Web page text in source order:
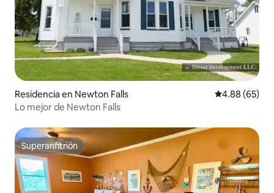
Residencia en Newton Falls Calificación
4.88 (65)
Lo mejor de Newton Falls
Superanfitrión
Superanfitrión